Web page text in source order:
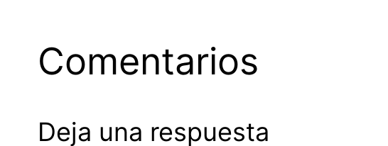
Comentarios
Deja una respuesta